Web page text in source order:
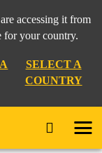
accessing it from
for your country.
SELECT A
COUNTRY